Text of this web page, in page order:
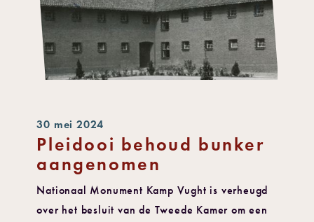
30 mei 2024
Pleidooi behoud bunker
aangenomen
Nationaal Monument Kamp Vught is verheugd
over het besluit van de Tweede Kamer om een